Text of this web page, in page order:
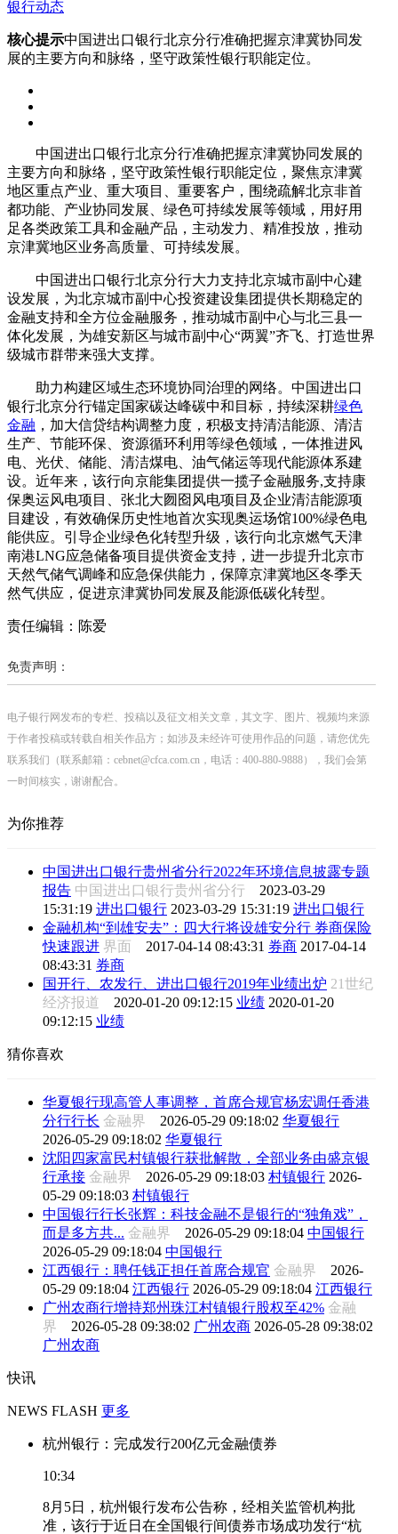
银行动态
核心提示中国进出口银行北京分行准确把握京津冀协同发
展的主要方向和脉络，坚守政策性银行职能定位。
中国进出口银行北京分行准确把握京津冀协同发展的
主要方向和脉络，坚守政策性银行职能定位，聚焦京津冀
地区重点产业、重大项目、重要客户，围绕疏解北京非首
都功能、产业协同发展、绿色可持续发展等领域，用好用
足各类政策工具和金融产品，主动发力、精准投放，推动
京津冀地区业务高质量、可持续发展。
中国进出口银行北京分行大力支持北京城市副中心建
设发展，为北京城市副中心投资建设集团提供长期稳定的
金融支持和全方位金融服务，推动城市副中心与北三县一
体化发展，为雄安新区与城市副中心“两翼”齐飞、打造世界
级城市群带来强大支撑。
助力构建区域生态环境协同治理的网络。中国进出口
银行北京分行锚定国家碳达峰碳中和目标，持续深耕绿色
金融 ，加大信贷结构调整力度，积极支持清洁能源、清洁
生产、节能环保、资源循环利用等绿色领域，一体推进风
电、光伏、储能、清洁煤电、油气储运等现代能源体系建
设。近年来，该行向京能集团提供一揽子金融服务,支持康
保奥运风电项目、张北大囫囵风电项目及企业清洁能源项
目建设，有效确保历史性地首次实现奥运场馆100%绿色电
能供应。引导企业绿色化转型升级，该行向北京燃气天津
南港LNG应急储备项目提供资金支持，进一步提升北京市
天然气储气调峰和应急保供能力，保障京津冀地区冬季天
然气供应，促进京津冀协同发展及能源低碳化转型。
责任编辑：陈爱
免责声明：
电子银行网发布的专栏、投稿以及征文相关文章，其文字、图片、视频均来源
于作者投稿或转载自相关作品方；如涉及未经许可使用作品的问题，请您优先
联系我们（联系邮箱：cebnet@cfca.com.cn，电话：400-880-9888），我们会第
一时间核实，谢谢配合。
为你推荐
中国进出口银行贵州省分行2022年环境信息披露专题
报告 中国进出口银行贵州省分行 2023-03-29
15:31:19 进出口银行 2023-03-29 15:31:19 进出口银行
金融机构“到雄安去”：四大行将设雄安分行 券商保险
快速跟进 界面 2017-04-14 08:43:31 券商 2017-04-14
08:43:31 券商
国开行、农发行、进出口银行2019年业绩出炉 21世纪
经济报道 2020-01-20 09:12:15 业绩 2020-01-20
09:12:15 业绩
猜你喜欢
华夏银行现高管人事调整，首席合规官杨宏调任香港
分行行长 金融界 2026-05-29 09:18:02 华夏银行
2026-05-29 09:18:02 华夏银行
沈阳四家富民村镇银行获批解散，全部业务由盛京银
行承接 金融界 2026-05-29 09:18:03 村镇银行 2026-
05-29 09:18:03 村镇银行
中国银行行长张辉：科技金融不是银行的“独角戏”，
而是多方共... 金融界 2026-05-29 09:18:04 中国银行
2026-05-29 09:18:04 中国银行
江西银行：聘任钱正担任首席合规官 金融界 2026-
05-29 09:18:04 江西银行 2026-05-29 09:18:04 江西银行
广州农商行增持郑州珠江村镇银行股权至42% 金融
界 2026-05-28 09:38:02 广州农商 2026-05-28 09:38:02
广州农商
快讯
NEWS FLASH 更多
杭州银行：完成发行200亿元金融债券
10:34
8月5日，杭州银行发布公告称，经相关监管机构批
准，该行于近日在全国银行间债券市场成功发行“杭